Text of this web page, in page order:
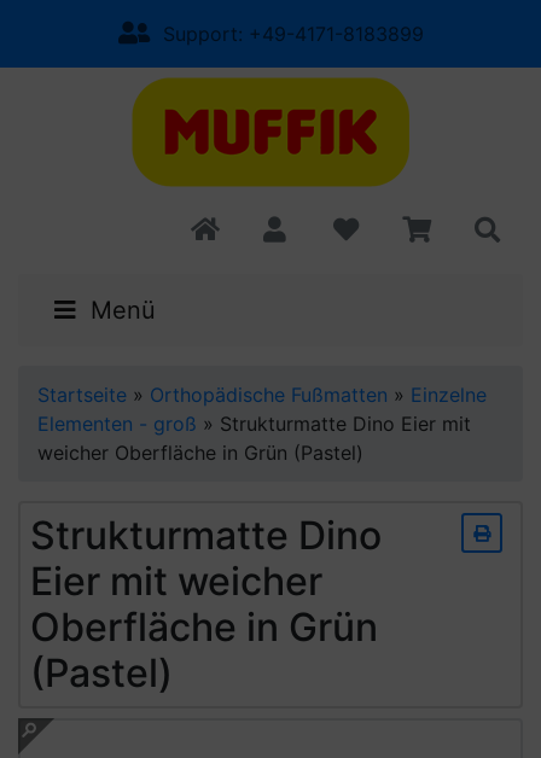
Support: +49-4171-8183899
Menü
Startseite » Orthopädische Fußmatten » Einzelne
Elementen - groß » Strukturmatte Dino Eier mit
weicher Oberfläche in Grün (Pastel)
Strukturmatte Dino
Eier mit weicher
Oberfläche in Grün
(Pastel)